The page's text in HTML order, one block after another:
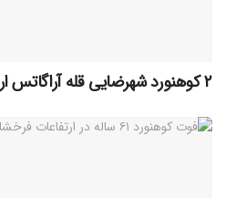
۲ کوهنورد شهرضایی قله آراگاتس ارمنستان را فتح کردند